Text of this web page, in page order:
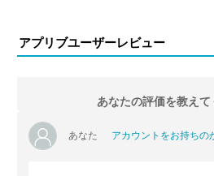
アプリブユーザーレビュー
あなたの評価を教えて
あなた アカウントをお持ちの